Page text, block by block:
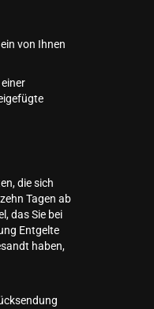
von Ihnen
die sich
Tagen ab
das Sie bei
Entgelte
haben,